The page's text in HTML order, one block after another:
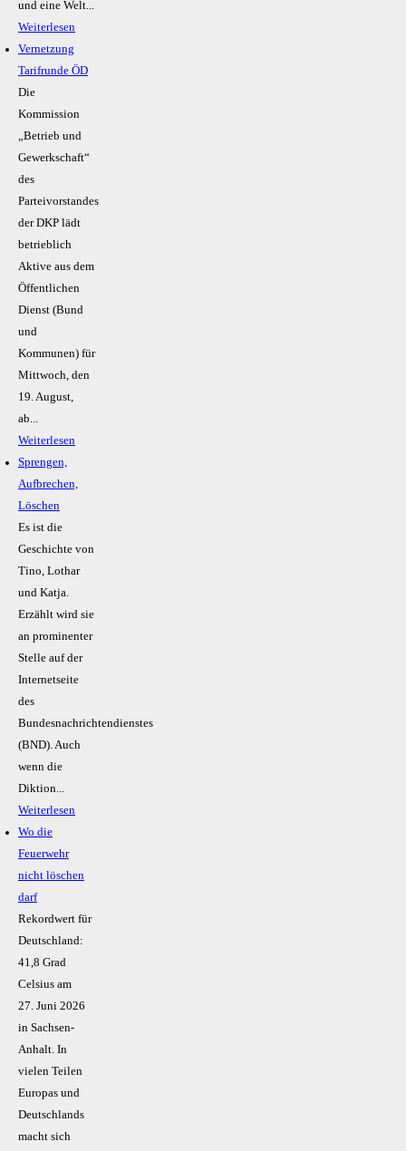
und eine Welt...
Weiterlesen
Vernetzung
Tarifrunde ÖD
Die
Kommission
„Betrieb und
Gewerkschaft“
des
Parteivorstandes
der DKP lädt
betrieblich
Aktive aus dem
Öffentlichen
Dienst (Bund
und
Kommunen) für
Mittwoch, den
19. August,
ab...
Weiterlesen
Sprengen,
Aufbrechen,
Löschen
Es ist die
Geschichte von
Tino, Lothar
und Katja.
Erzählt wird sie
an prominenter
Stelle auf der
Internetseite
des
Bundesnachrichtendienstes
(BND). Auch
wenn die
Diktion...
Weiterlesen
Wo die
Feuerwehr
nicht löschen
darf
Rekordwert für
Deutschland:
41,8 Grad
Celsius am
27. Juni 2026
in Sachsen-
Anhalt. In
vielen Teilen
Europas und
Deutschlands
macht sich